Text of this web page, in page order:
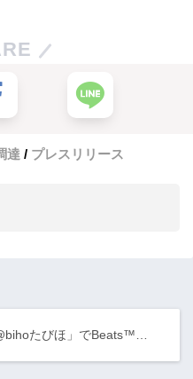
達 プレスリリース
たびほ」でBeats™…